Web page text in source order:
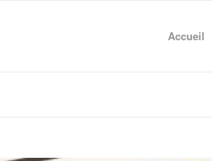
Accueil